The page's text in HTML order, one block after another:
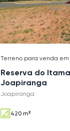
Terreno para venda em
Reserva do
Joapiranga
Joapiranga
420 m²